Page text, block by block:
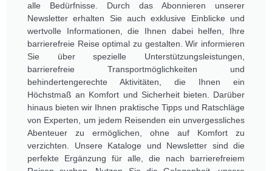
alle Bedürfnisse. Durch das Abonnieren unserer
Newsletter erhalten Sie auch exklusive Einblicke und
wertvolle Informationen, die Ihnen dabei helfen, Ihre
barrierefreie Reise optimal zu gestalten. Wir informieren
Sie über spezielle Unterstützungsleistungen,
barrierefreie Transportmöglichkeiten und
behindertengerechte Aktivitäten, die Ihnen ein
Höchstmaß an Komfort und Sicherheit bieten. Darüber
hinaus bieten wir Ihnen praktische Tipps und Ratschläge
von Experten, um jedem Reisenden ein unvergessliches
Abenteuer zu ermöglichen, ohne auf Komfort zu
verzichten. Unsere Kataloge und Newsletter sind die
perfekte Ergänzung für alle, die nach barrierefreiem